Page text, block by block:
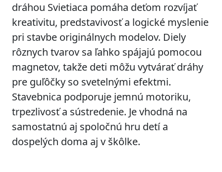
dráhou Svietiaca pomáha deťom rozvíjať
kreativitu, predstavivosť a logické myslenie
pri stavbe originálnych modelov. Diely
rôznych tvarov sa ľahko spájajú pomocou
magnetov, takže deti môžu vytvárať dráhy
pre guľôčky so svetelnými efektmi.
Stavebnica podporuje jemnú motoriku,
trpezlivosť a sústredenie. Je vhodná na
samostatnú aj spoločnú hru detí a
dospelých doma aj v škôlke.